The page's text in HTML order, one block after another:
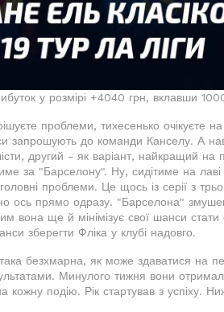
у розмірі +4040 грн, вклавши
проблеми, тихесенько очікуєте
запрошують до команди Канселу. А
другий - як варіант, найкращий на
за "Барселону". Ну, сидітиме на лаві
проблеми. Це щось із серії з
ось прямо одразу. "Барселона"
вона ще й мінімізує свої шанси
зберегти Фліка у клубі надовго.
така безхмарна, як може здаватися на
Минулого тижня вони
подію. Рік стартував з успіху.